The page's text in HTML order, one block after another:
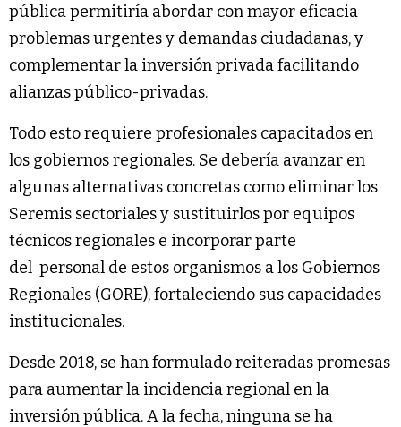
pública permitiría abordar con mayor eficacia
problemas urgentes y demandas ciudadanas, y
complementar la inversión privada facilitando
alianzas público-privadas.
Todo esto requiere profesionales capacitados en
los gobiernos regionales. Se debería avanzar en
algunas alternativas concretas como eliminar los
Seremis sectoriales y sustituirlos por equipos
técnicos regionales e incorporar parte
del personal de estos organismos a los Gobiernos
Regionales (GORE), fortaleciendo sus capacidades
institucionales.
Desde 2018, se han formulado reiteradas promesas
para aumentar la incidencia regional en la
inversión pública. A la fecha, ninguna se ha